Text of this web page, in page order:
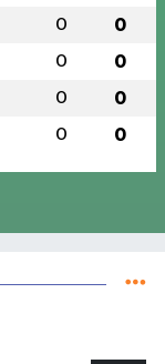
0 0
0 0
0 0
0 0